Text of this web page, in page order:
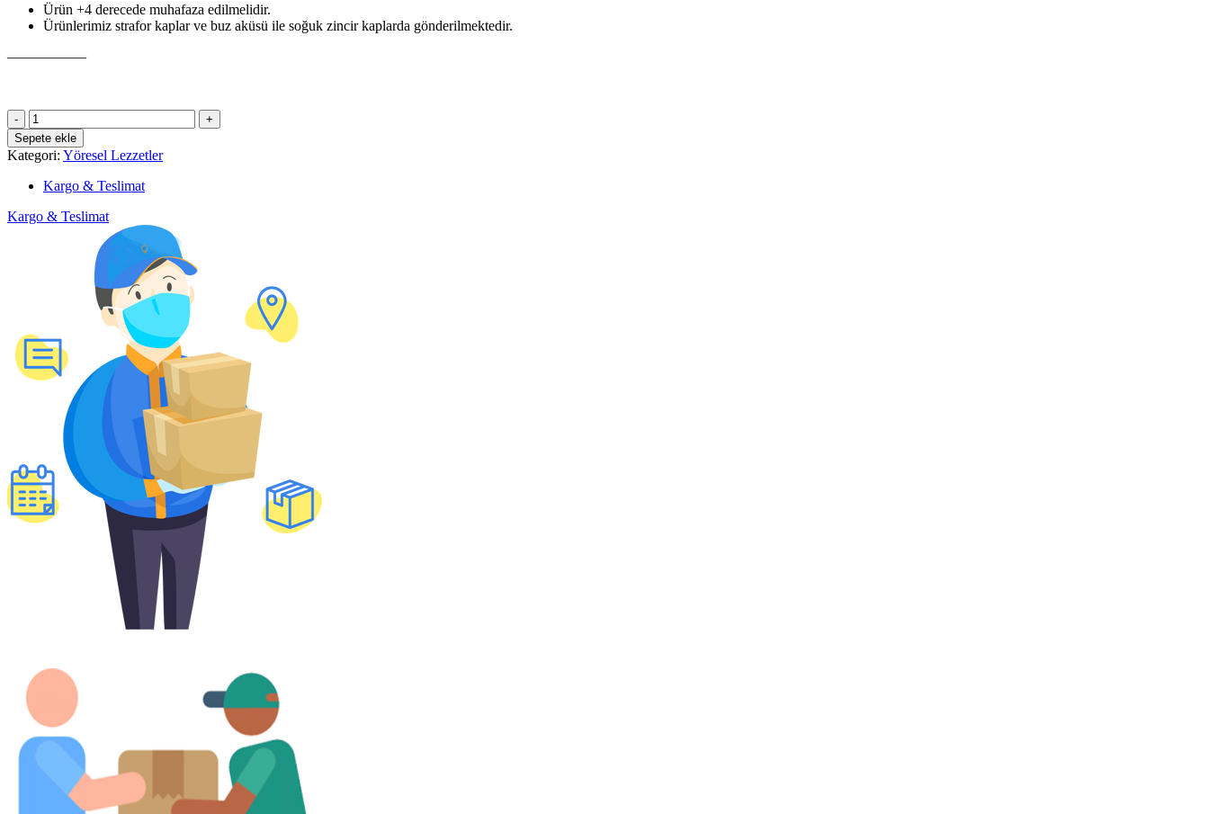
Ürün +4 derecede muhafaza edilmelidir.
Ürünlerimiz strafor kaplar ve buz aküsü ile soğuk zincir kaplarda gönderilmektedir.
—————–
Sade
Tahin
Helvası
(750gr)
adet
Sepete ekle
Kategori: Yöresel Lezzetler
Kargo & Teslimat
Kargo & Teslimat